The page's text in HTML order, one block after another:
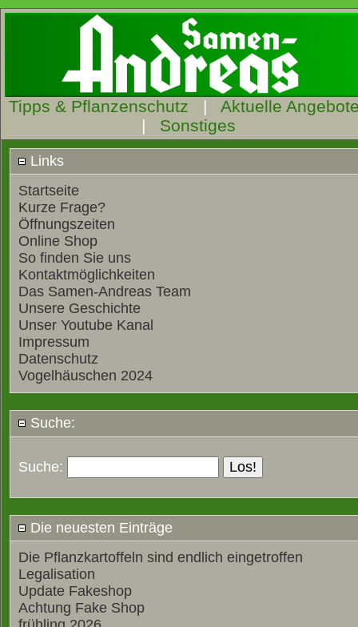
Tipps & Pflanzenschutz | Aktuelle
| Sonstiges
Links
Startseite
Kurze Frage?
Öffnungszeiten
Online Shop
So finden Sie uns
Kontaktmöglichkeiten
Das Samen-Andreas Team
Unsere Geschichte
Unser Youtube Kanal
Impressum
Datenschutz
Vogelhäuschen 2024
Suche:
Suche:
Die neuesten Einträge
Die Pflanzkartoffeln sind endlich eingetroffen
Legalisation
Update Fakeshop
Achtung Fake Shop